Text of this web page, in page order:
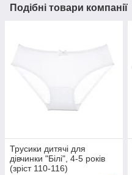
Подібні товари компанії
Трусики дитячі для
дівчинки "Білі", 4-5 років
(зріст 110-116)